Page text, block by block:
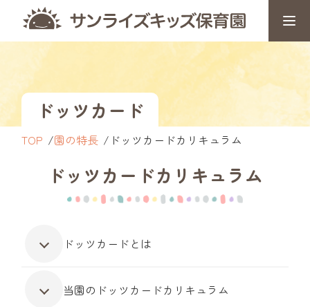
ドッツカード
TOP 園の特長 ドッツカードカリキュラム
ドッツカードカリキュラム
ドッツカードとは
当園のドッツカードカリキュラム